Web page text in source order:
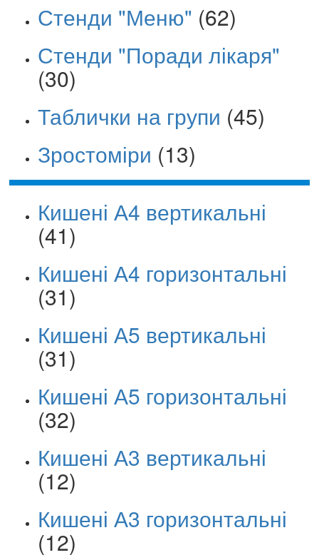
Стенди "Меню" (62)
Стенди "Поради лікаря"
(30)
Таблички на групи (45)
Зростоміри (13)
Кишені А4 вертикальні
(41)
Кишені А4 горизонтальні
(31)
Кишені А5 вертикальні
(31)
Кишені А5 горизонтальні
(32)
Кишені А3 вертикальні
(12)
Кишені А3 горизонтальні
(12)